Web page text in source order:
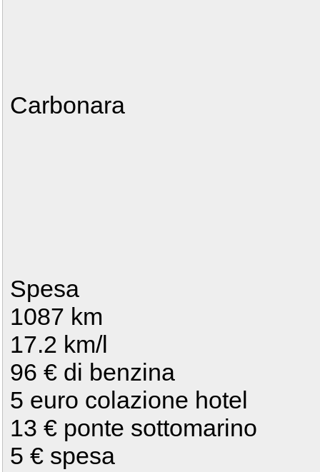
Carbonara
Spesa
1087 km
17.2 km/l
96 € di benzina
5 euro colazione hotel
13 € ponte sottomarino
5 € spesa